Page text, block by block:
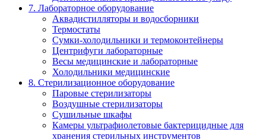
7. Лабораторное оборудование
Аквадистилляторы и водосборники
Термостаты
Сумки-холодильники и термоконтейнеры
Центрифуги лабораторные
Весы медицинские и лабораторные
Холодильники медицинские
8. Стерилизационное оборудование
Паровые стерилизаторы
Воздушные стерилизаторы
Сушильные шкафы
Камеры ультрафиолетовые бактерицидные для
хранения стерильных инструментов